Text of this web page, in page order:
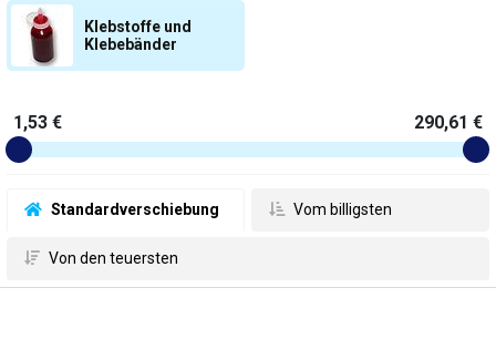
Klebstoffe und
Klebebänder
Standardverschiebung Vom billigsten
Von den teuersten
1,53 € 290,61 €